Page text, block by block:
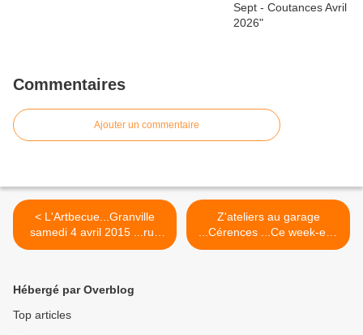
Commentaires
Ajouter un commentaire
< L'Artbecue...Granville
samedi 4 avril 2015 ...rue
des juifs
Z'ateliers au garage
...Cérences ...Ce week-end
1, 2 , 3 Mai 2015... >
Hébergé par Overblog
Top articles